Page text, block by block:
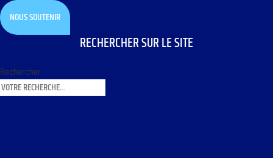
NOUS SOUTENIR
RECHERCHER SUR LE SITE
Rechercher